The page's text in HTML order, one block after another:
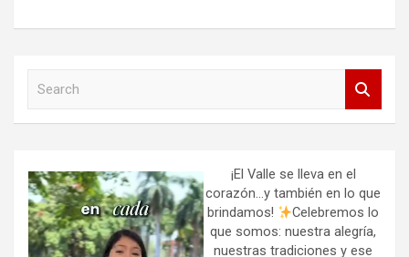
h
¡El Valle se lleva en el
corazón…y también en lo que
brindamos!
Celebremos lo
que somos: nuestra alegría,
nuestras tradiciones y ese